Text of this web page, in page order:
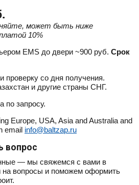
может быть ниже
10%
EMS до двери ~900 руб. Срок
проверку со дня получения.
и другие страны СНГ.
по запросу.
Europe, USA, Asia and Australia and
email info@baltzap.ru
вопрос
— мы свяжемся с вами в
на вопросы и поможем оформить